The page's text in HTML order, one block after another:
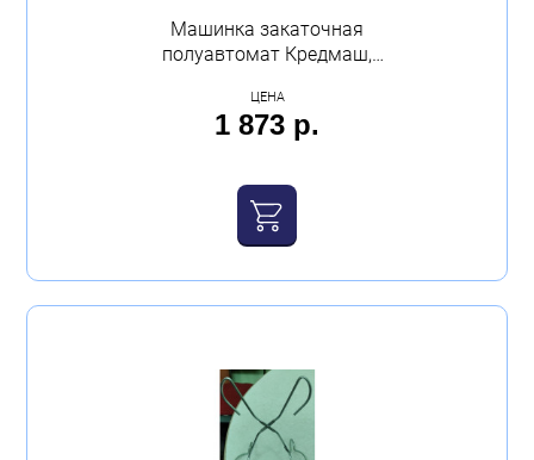
Машинка закаточная
полуавтомат Кредмаш,
ЦЕНА
1 873 р.